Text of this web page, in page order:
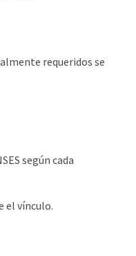
requeridos se
según cada
el vínculo.